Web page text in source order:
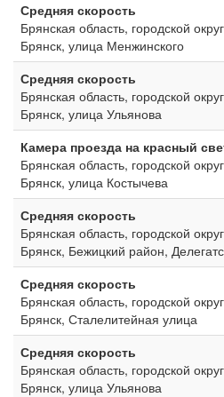
Средняя скорость
Брянская область, городской
Брянск, улица Менжинского
Средняя скорость
Брянская область, городской
Брянск, улица Ульянова
Камера проезда на красный
Брянская область, городской
Брянск, улица Костычева
Средняя скорость
Брянская область, городской
Брянск, Бежицкий район,
Средняя скорость
Брянская область, городской
Брянск, Сталелитейная улица
Средняя скорость
Брянская область, городской
Брянск, улица Ульянова